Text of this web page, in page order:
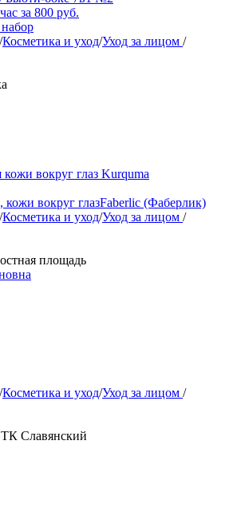
за 800 руб.
/Косметика и уход/Уход за лицом /
вокруг глаз Kurquma
кожи вокруг глазFaberlic (Фаберлик)
/Косметика и уход/Уход за лицом /
площадь
/Косметика и уход/Уход за лицом /
Славянский